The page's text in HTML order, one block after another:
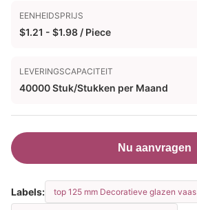
EENHEIDSPRIJS
$1.21 - $1.98 / Piece
LEVERINGSCAPACITEIT
40000 Stuk/Stukken per Maand
Nu aanvragen
Labels: top 125 mm Decoratieve glazen vaas